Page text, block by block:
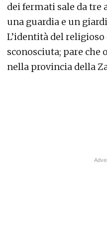
dei fermati sale da tre
una guardia e un
L’identità del
sconosciuta; pare che
nella provincia della